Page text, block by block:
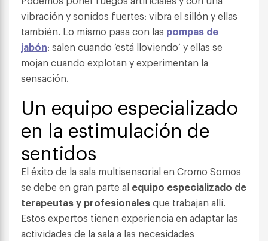
vibración y sonidos fuertes: vibra el sillón y ellas
también. Lo mismo pasa con las pompas de
jabón: salen cuando ‘está lloviendo’ y ellas se
mojan cuando explotan y experimentan la
sensación.
Un equipo especializado
en la estimulación de
sentidos
El éxito de la sala multisensorial en Cromo Somos
se debe en gran parte al equipo especializado de
terapeutas y profesionalesque trabajan allí.
Estos expertos tienen experiencia en adaptar las
actividades de la sala a las necesidades